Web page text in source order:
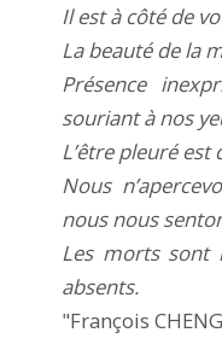
Il est à côté de
La beauté de la
Présence
souriant à nos
L’être pleuré
Nous
nous nous
Les morts sont
absents.
"François